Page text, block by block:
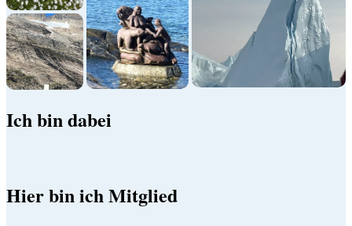
Ich bin dabei
Hier bin ich Mitglied